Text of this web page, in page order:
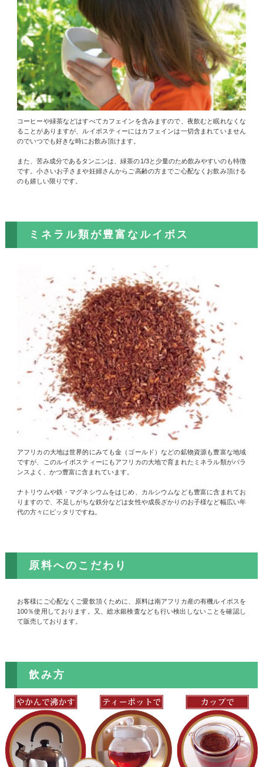
コーヒーや緑茶などはすべてカフェインを含みますので、夜飲むと眠れなくな
ることがありますが、ルイボスティーにはカフェインは一切含まれていません
のでいつでも好きな時にお飲み頂けます。
また、苦み成分であるタンニンは、緑茶の1/3と少量のため飲みやすいのも特徴
です。小さいお子さまや妊婦さんからご高齢の方までご心配なくお飲み頂ける
のも嬉しい限りです。
ミネラル類が豊富なルイボス
アフリカの大地は世界的にみても金（ゴールド）などの鉱物資源も豊富な地域
ですが、このルイボスティーにもアフリカの大地で育まれたミネラル類がバラ
ンスよく、かつ豊富に含まれています。
ナトリウムや鉄・マグネシウムをはじめ、カルシウムなども豊富に含まれてお
りますので、不足しがちな鉄分などは女性や成長ざかりのお子様など幅広い年
代の方々にピッタリですね。
原料へのこだわり
お客様にご心配なくご愛飲頂くために、原料は南アフリカ産の有機ルイボスを
100％使用しております。又、総水銀検査なども行い検出しないことを確認し
て販売しております。
飲み方